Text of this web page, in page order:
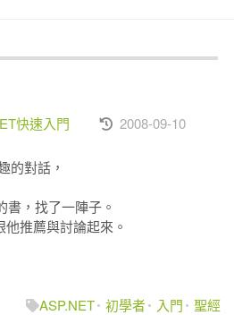
快速入門
2008-09-10
的對話，
書，找了一陣子。
推薦與討論起來。
ASP.NET 初學者 入門 聖經